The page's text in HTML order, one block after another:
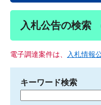
入札公告の検索
電子調達案件は、 入札情報
キーワード検索